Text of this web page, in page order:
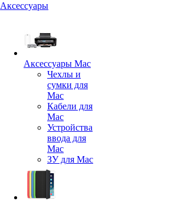
Аксессуары
Аксессуары Mac
Чехлы и
сумки для
Mac
Кабели для
Mac
Устройства
ввода для
Mac
ЗУ для Mac